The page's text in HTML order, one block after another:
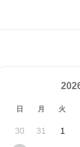
日 月 火
30 31 1